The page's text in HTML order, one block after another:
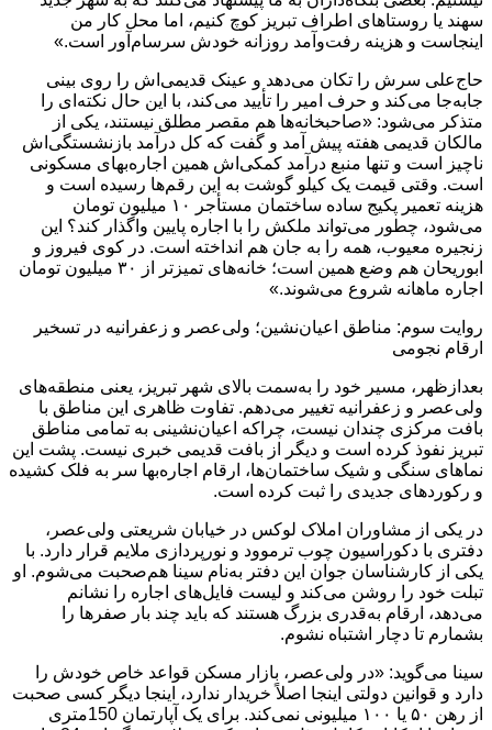
سهند یا روستاهای اطراف تبریز کوچ کنیم، اما محل کار من
اینجاست و هزینه رفت‌وآمد روزانه خودش سرسام‌آور است.»
حاج‌علی سرش را تکان می‌دهد و عینک قدیمی‌اش را روی بینی
جابه‌جا می‌کند و حرف امیر را تأیید می‌کند، با این حال نکته‌ای را
متذکر می‌شود: «صاحبخانه‌ها هم مقصر مطلق نیستند، یکی از
مالکان قدیمی هفته پیش آمد و گفت که کل درآمد بازنشستگی‌اش
ناچیز است و تنها منبع درآمد کمکی‌اش همین اجاره‌بهای مسکونی
است. وقتی قیمت یک کیلو گوشت به این رقم‌ها رسیده است و
هزینه تعمیر پکیج ساده ساختمان مستأجر ۱۰ میلیون تومان
می‌شود، چطور می‌تواند ملکش را با اجاره پایین واگذار کند؟ این
زنجیره معیوب، همه را به جان هم انداخته است. در کوی فیروز و
ابوریحان هم وضع همین است؛ خانه‌های تمیزتر از ۳۰ میلیون تومان
اجاره ماهانه شروع می‌شوند.»
روایت سوم: مناطق اعیان‌نشین؛ ولی‌عصر و زعفرانیه در تسخیر
ارقام نجومی
بعدازظهر، مسیر خود را به‌سمت بالای شهر تبریز، یعنی منطقه‌های
ولی‌عصر و زعفرانیه تغییر می‌دهم. تفاوت ظاهری این مناطق با
بافت مرکزی چندان نیست، چراکه اعیان‌نشینی به تمامی مناطق
تبریز نفوذ کرده است و دیگر از بافت قدیمی خبری نیست. پشت این
نماهای سنگی و شیک ساختمان‌ها، ارقام اجاره‌بها سر به فلک کشیده
و رکوردهای جدیدی را ثبت کرده است.
در یکی از مشاوران املاک لوکس در خیابان شریعتی ولی‌عصر،
دفتری با دکوراسیون چوب ترموود و نورپردازی ملایم قرار دارد. با
یکی از کارشناسان جوان این دفتر به‌نام سینا هم‌صحبت می‌شوم. او
تبلت خود را روشن می‌کند و لیست فایل‌های اجاره را نشانم
می‌دهد، ارقام به‌قدری بزرگ هستند که باید چند بار صفرها را
بشمارم تا دچار اشتباه نشوم.
سینا می‌گوید: «در ولی‌عصر، بازار مسکن قواعد خاص خودش را
دارد و قوانین دولتی اینجا اصلاً خریدار ندارد، اینجا دیگر کسی صحبت
از رهن ۵۰ یا ۱۰۰ میلیونی نمی‌کند. برای یک آپارتمان 150متری